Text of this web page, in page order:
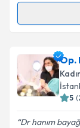
Op. Dr.
oluşturun.
takvim
Op.
5 (
Dr hanım